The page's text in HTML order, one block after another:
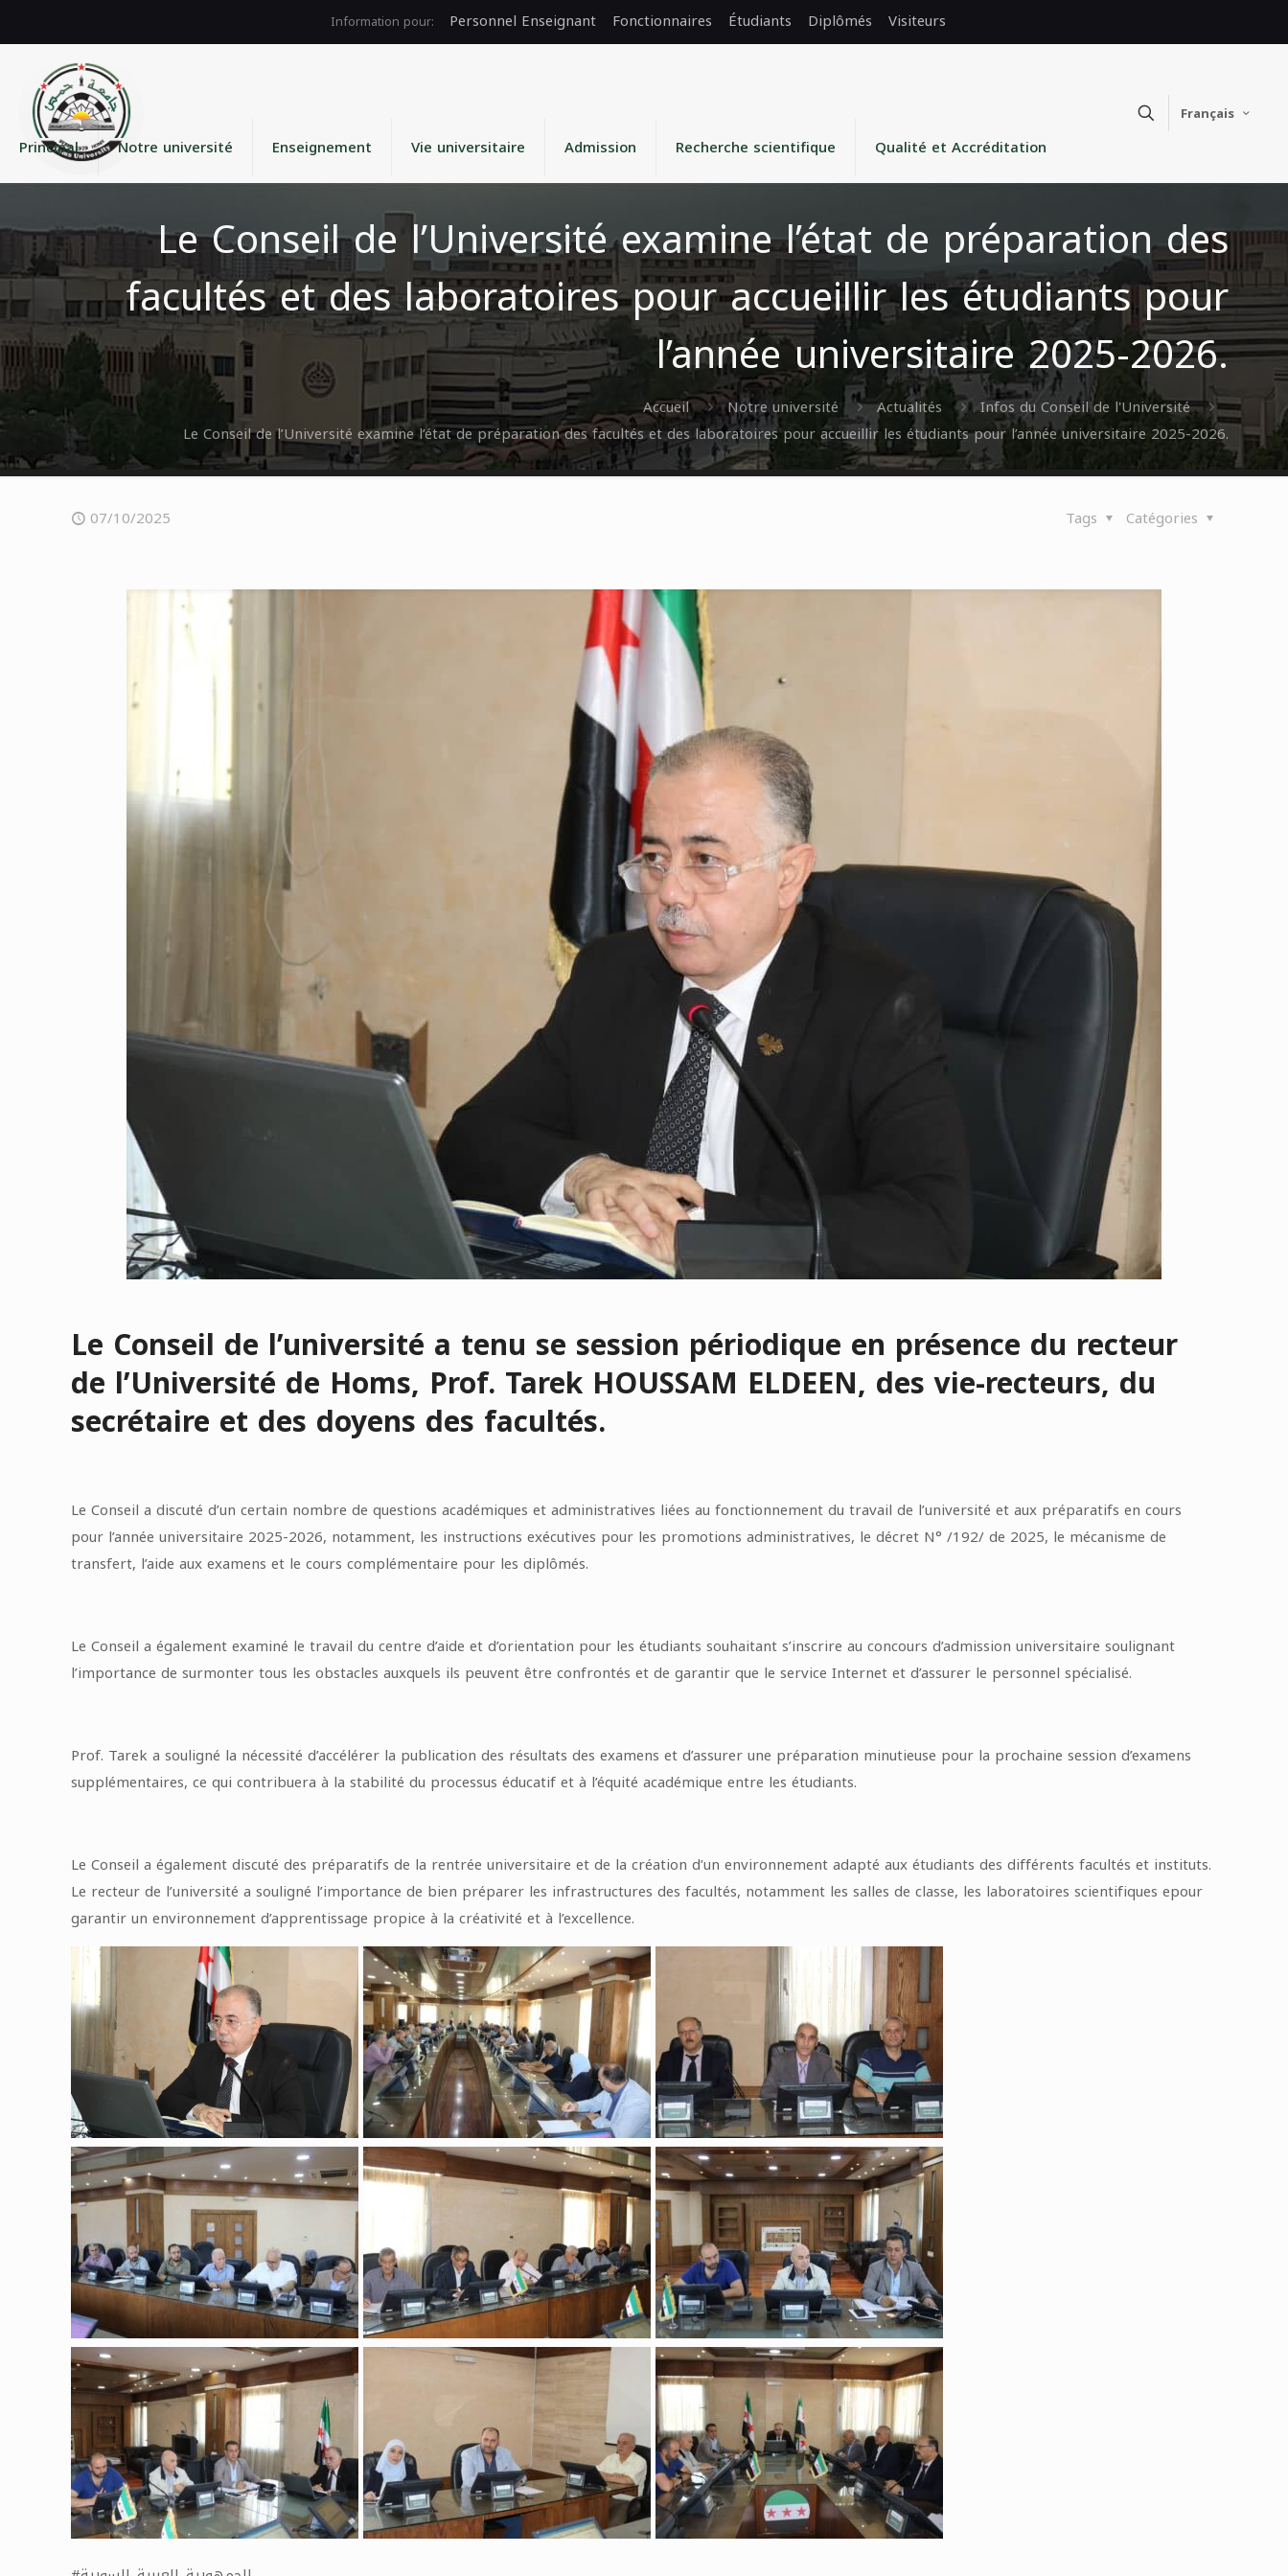
Personnel Enseignant Fonctionnaires Étudiants Diplômés Visiteurs
Principal Notre université Enseignement Vie universitaire Admission Recherche scientifique Qualité et Accréditation
Français
Le Conseil de l’Université examine l’état de préparation des
facultés et des laboratoires pour accueillir les étudiants pour
l’année universitaire 2025-2026.
Accueil Notre université Actualités
Infos du Conseil de l'Université
Le Conseil de l’Université examine l’état de préparation des facultés et des laboratoires pour accueillir les étudiants pour l’année universitaire 2025-2026.
07/10/2025 Catégories
Tags
Le Conseil de l’université a tenu se session périodique en présence du recteur
de l’Université de Homs, Prof. Tarek HOUSSAM ELDEEN, des vie-recteurs, du
secrétaire et des doyens des facultés.
Le Conseil a discuté d’un certain nombre de questions académiques et administratives liées au fonctionnement du travail de l’université et aux préparatifs en cours
pour l’année universitaire 2025-2026, notamment, les instructions exécutives pour les promotions administratives, le décret N° /192/ de 2025, le mécanisme de
transfert, l’aide aux examens et le cours complémentaire pour les diplômés.
Le Conseil a également examiné le travail du centre d’aide et d’orientation pour les étudiants souhaitant s’inscrire au concours d’admission universitaire soulignant
l’importance de surmonter tous les obstacles auxquels ils peuvent être confrontés et de garantir que le service Internet et d’assurer le personnel spécialisé.
Prof. Tarek a souligné la nécessité d’accélérer la publication des résultats des examens et d’assurer une préparation minutieuse pour la prochaine session d’examens
supplémentaires, ce qui contribuera à la stabilité du processus éducatif et à l’équité académique entre les étudiants.
Le Conseil a également discuté des préparatifs de la rentrée universitaire et de la création d’un environnement adapté aux étudiants des différents facultés et instituts.
Le recteur de l’université a souligné l’importance de bien préparer les infrastructures des facultés, notamment les salles de classe, les laboratoires scientifiques epour
garantir un environnement d’apprentissage propice à la créativité et à l’excellence.